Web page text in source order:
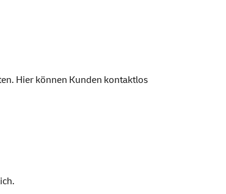
Hier können Kunden kontaktlos